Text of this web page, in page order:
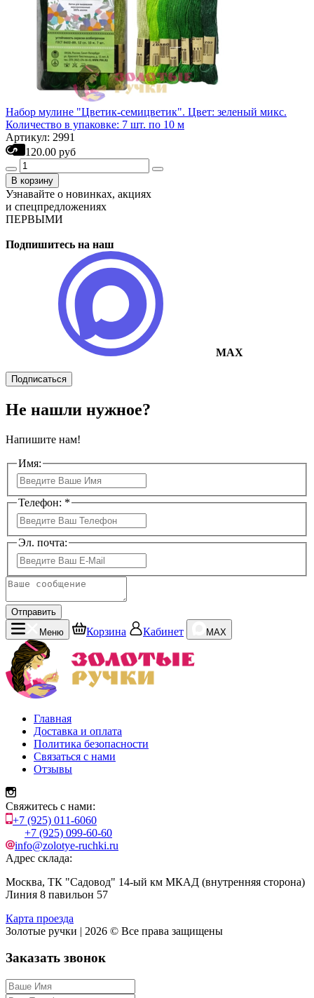
Набор мулине "Цветик-семицветик". Цвет: зеленый микс.
Количество в упаковке: 7 шт. по 10 м
Артикул: 2991
120.00 руб
В корзину
Узнавайте о новинках, акциях
и спецпредложениях
ПЕРВЫМИ
Подпишитесь на наш
MAX
Подписаться
Не нашли нужное?
Напишите нам!
Имя:
Телефон: *
Эл. почта:
Отправить
Меню
Корзина Кабинет MAX
Главная
Доставка и оплата
Политика безопасности
Связаться с нами
Отзывы
Свяжитесь с нами:
+7 (925) 011-6060
+7 (925) 099-60-60
info@zolotye-ruchki.ru
Адрес склада:
Москва, ТК "Садовод" 14-ый км МКАД (внутренняя сторона)
Линия 8 павильон 57
Карта проезда
Золотые ручки | 2026 © Все права защищены
Заказать звонок